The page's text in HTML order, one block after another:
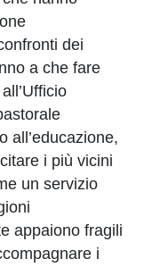
dei
a che fare
all’educazione,
i più vicini
un servizio
appaiono fragili
i